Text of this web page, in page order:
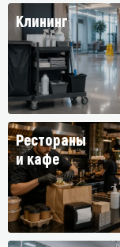
Клининг
Рестораны
и кафе